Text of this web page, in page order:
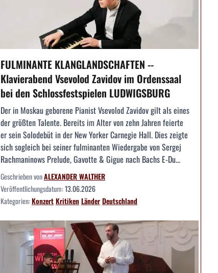
FULMINANTE KLANGLANDSCHAFTEN --
Klavierabend Vsevolod Zavidov im Ordenssaal
bei den Schlossfestspielen LUDWIGSBURG
Der in Moskau geborene Pianist Vsevolod Zavidov gilt als eines
der größten Talente. Bereits im Alter von zehn Jahren feierte
er sein Solodebüt in der New Yorker Carnegie Hall. Dies zeigte
sich sogleich bei seiner fulminanten Wiedergabe von Sergej
Rachmaninows Prelude, Gavotte & Gigue nach Bachs E-Du...
Geschrieben vonALEXANDER WALTHER
Veröffentlichungsdatum:13.06.2026
Kategorien:KonzertKritikenLänderDeutschland